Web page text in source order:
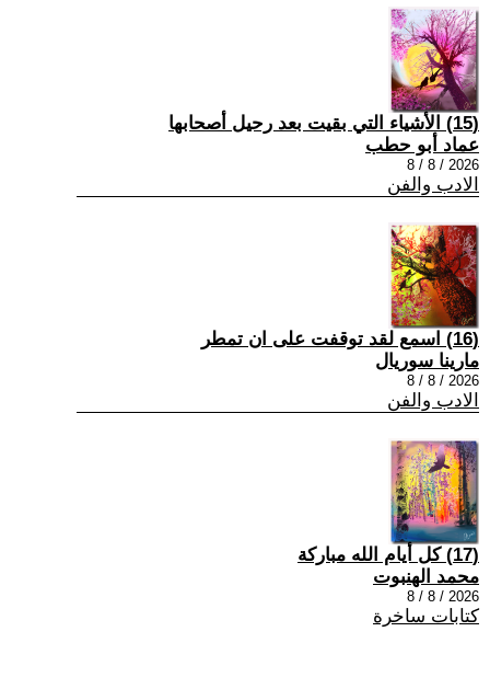
(15) الأشياء التي بقيت بعد رحيل أصحابها
عماد أبو حطب
2026 / 8 / 8
الادب والفن
(16) اسمع لقد توقفت على ان تمطر
مارينا سوريال
2026 / 8 / 8
الادب والفن
(17) كل أيام الله مباركة
محمد الهنبوت
2026 / 8 / 8
كتابات ساخرة